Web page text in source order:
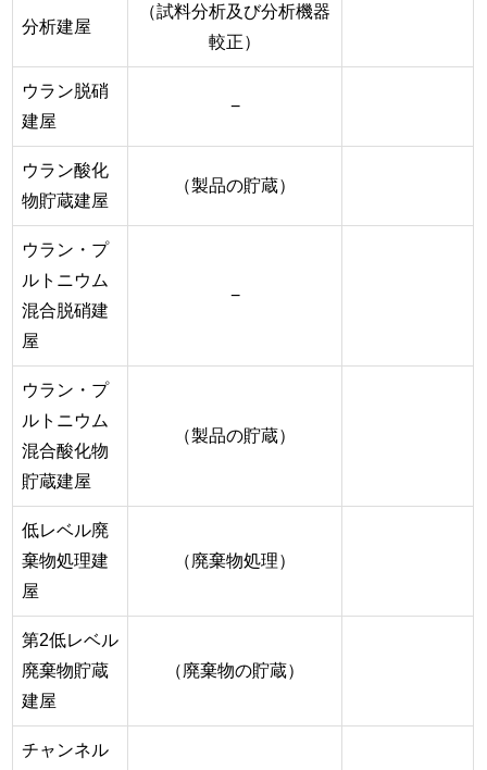
分析建屋
（試料分析及び分析機器
較正）
ウラン脱硝
建屋
−
ウラン酸化
物貯蔵建屋
（製品の貯蔵）
ウラン・プ
ルトニウム
混合脱硝建
屋
−
ウラン・プ
ルトニウム
混合酸化物
貯蔵建屋
（製品の貯蔵）
低レベル廃
棄物処理建
屋
（廃棄物処理）
第2低レベル
廃棄物貯蔵
建屋
（廃棄物の貯蔵）
チャンネル